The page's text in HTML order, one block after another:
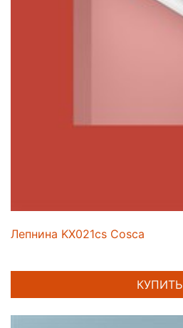
Лепнина KX021cs Cosca
КУПИТЬ